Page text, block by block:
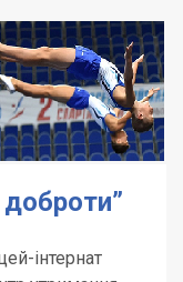
інтернат